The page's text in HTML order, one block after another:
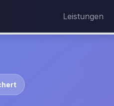
Leistungen